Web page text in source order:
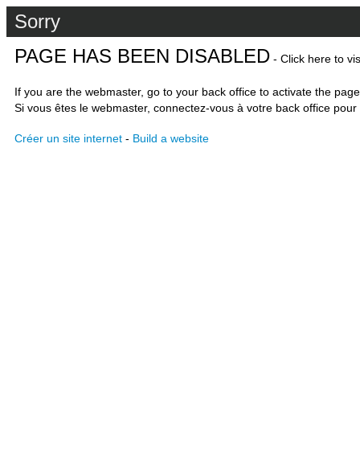
Sorry
PAGE HAS BEEN DISABLED - Click here to
If you are the webmaster, go to your back office to activate the
Si vous êtes le webmaster, connectez-vous à votre back office
Créer un site internet - Build a website